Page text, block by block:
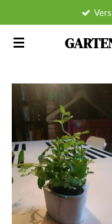
springen